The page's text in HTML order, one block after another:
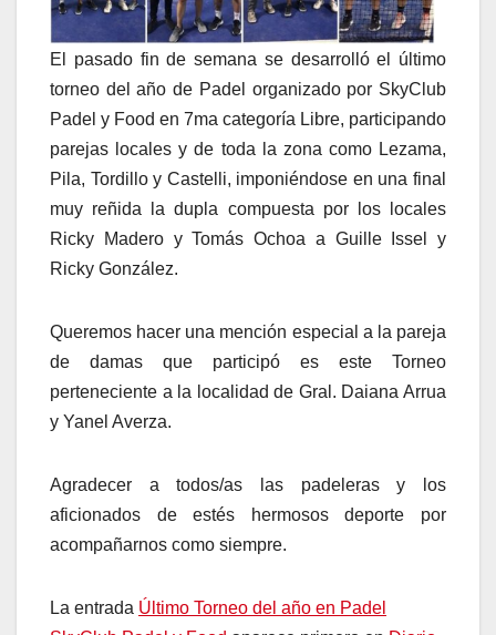
El pasado fin de semana se desarrolló el último
torneo del año de Padel organizado por SkyClub
Padel y Food en 7ma categoría Libre, participando
parejas locales y de toda la zona como Lezama,
Pila, Tordillo y Castelli, imponiéndose en una final
muy reñida la dupla compuesta por los locales
Ricky Madero y Tomás Ochoa a Guille Issel y
Ricky González.
Queremos hacer una mención especial a la pareja
de damas que participó es este Torneo
perteneciente a la localidad de Gral. Daiana Arrua
y Yanel Averza.
Agradecer a todos/as las padeleras y los
aficionados de estés hermosos deporte por
acompañarnos como siempre.
La entrada Último Torneo del año en Padel